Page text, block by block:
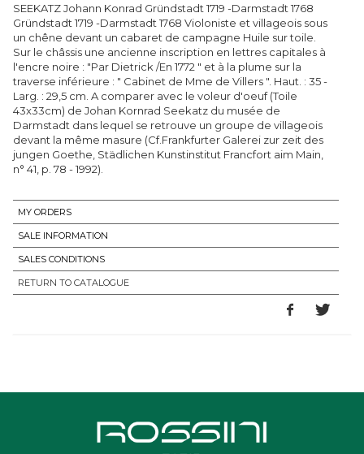
SEEKATZ Johann Konrad Gründstadt 1719 -Darmstadt 1768
Gründstadt 1719 -Darmstadt 1768 Violoniste et villageois sous
un chêne devant un cabaret de campagne Huile sur toile.
Sur le châssis une ancienne inscription en lettres capitales à
l'encre noire : "Par Dietrick /En 1772 " et à la plume sur la
traverse inférieure : " Cabinet de Mme de Villers ". Haut. : 35 -
Larg. : 29,5 cm. A comparer avec le voleur d'oeuf (Toile
43x33cm) de Johan Kornrad Seekatz du musée de
Darmstadt dans lequel se retrouve un groupe de villageois
devant la même masure (Cf.Frankfurter Galerei zur zeit des
jungen Goethe, Städlichen Kunstinstitut Francfort aim Main,
n° 41, p. 78 - 1992).
MY ORDERS
SALE INFORMATION
SALES CONDITIONS
RETURN TO CATALOGUE